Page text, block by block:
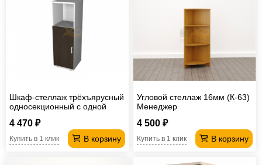
Шкаф-стеллаж трёхъярусный
односекционный с одной
4 470 ₽
В корзину
Купить в 1 клик
Угловой стеллаж 16мм (К-63)
Менеджер
4 500 ₽
В корзину
Купить в 1 клик